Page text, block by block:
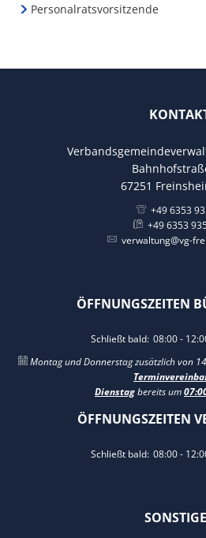
Personalratsvorsitzende
67251
+49 6353
+49 6353
verwaltung@vg-
ÖFFNUNGSZEITEN
Klicken, um weitere
Schließt bald: 08:00-
Montag und Donnerstag zusätzlich von
Dienstagbereits um
ÖFFNUNGSZEITEN
Klicken, um weitere
Schließt bald: 08:00-